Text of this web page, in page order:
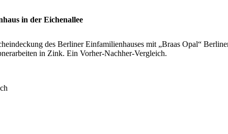
in der Eichenallee
des Berliner Einfamilienhauses mit „Braas Opal“
in Zink. Ein Vorher-Nachher-Vergleich.